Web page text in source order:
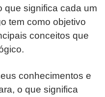
significa cada um
tem como objetivo
conceitos que
conhecimentos e
o que significa